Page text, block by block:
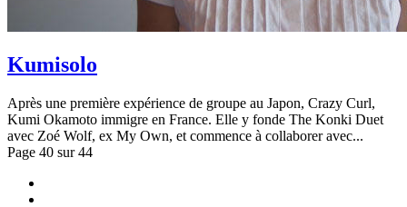
Kumisolo
Après une première expérience de groupe au Japon, Crazy Curl,
Kumi Okamoto immigre en France. Elle y fonde The Konki Duet
avec Zoé Wolf, ex My Own, et commence à collaborer avec...
Page 40 sur 44